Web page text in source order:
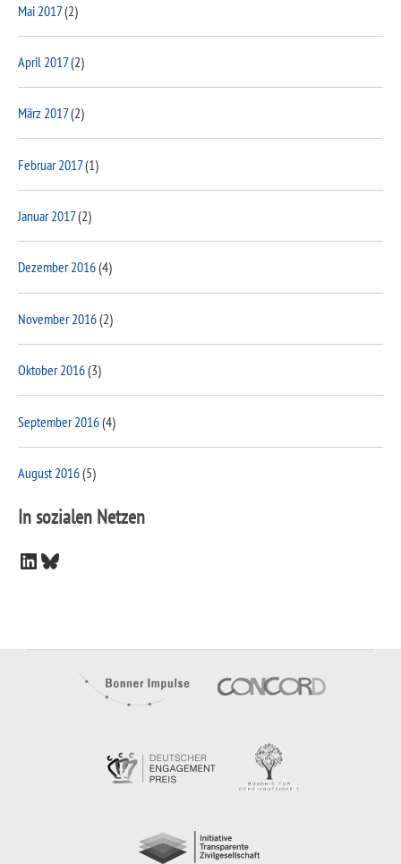
Mai 2017(2)
April 2017(2)
März 2017(2)
Februar 2017(1)
Januar 2017(2)
Dezember 2016(4)
November 2016(2)
Oktober 2016(3)
September 2016(4)
August 2016(5)
In sozialen Netzen
LinkedIn
Bluesky